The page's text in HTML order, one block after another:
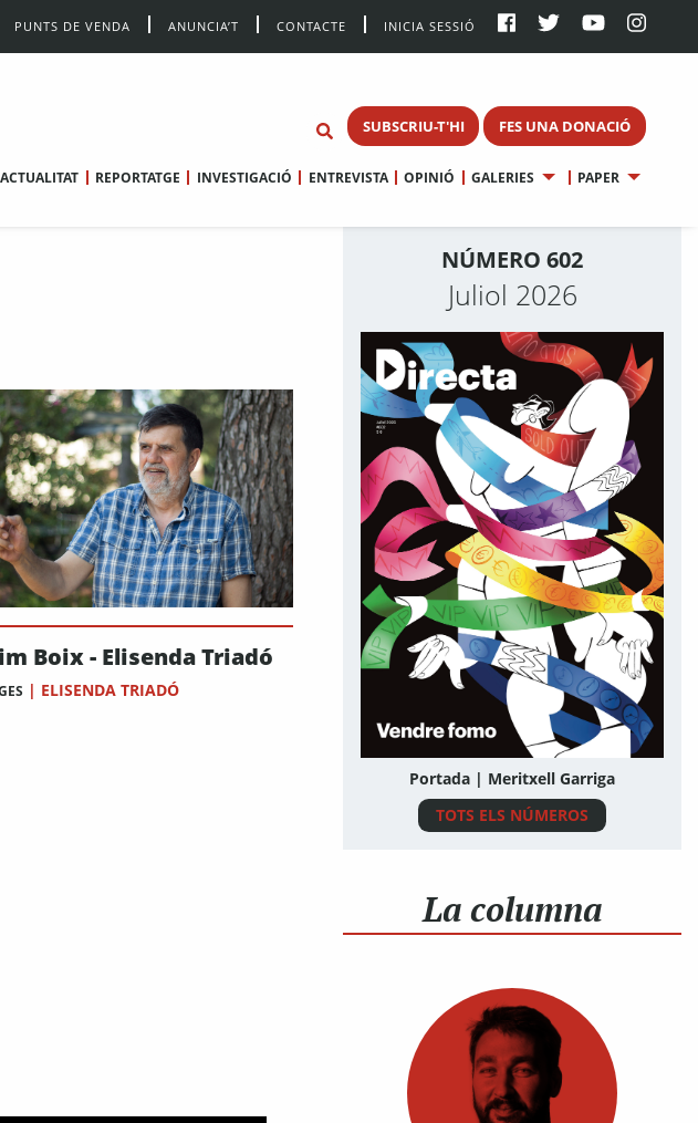
PUNTS DE VENDA ANUNCIA’T CONTACTE INICIA SESSIÓ
SUBSCRIU-T'HI FES UNA DONACIÓ
ACTUALITAT REPORTATGE INVESTIGACIÓ ENTREVISTA OPINIÓ GALERIES PAPER
Boix - Elisenda Triadó
| ELISENDA TRIADÓ
NÚMERO 602
Juliol 2026
Portada | Meritxell Garriga
TOTS ELS NÚMEROS
La columna